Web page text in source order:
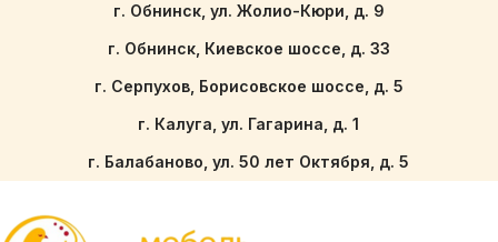
г. Обнинск, ул. Жолио-Кюри, д. 9
г. Обнинск, Киевское шоссе, д. 33
г. Серпухов, Борисовское шоссе, д. 5
г. Калуга, ул. Гагарина, д. 1
г. Балабаново, ул. 50 лет Октября, д. 5